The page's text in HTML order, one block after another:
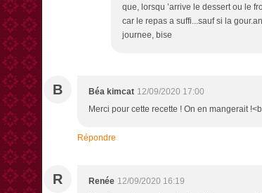
que, lorsqu ’arrive le dessert ou le
car le repas a suffi...sauf si la
journee, bise
B Béa kimcat 12/09/2020 17:00
Merci pour cette recette ! On en mangerait
Répondre
R Renée 12/09/2020 16:19